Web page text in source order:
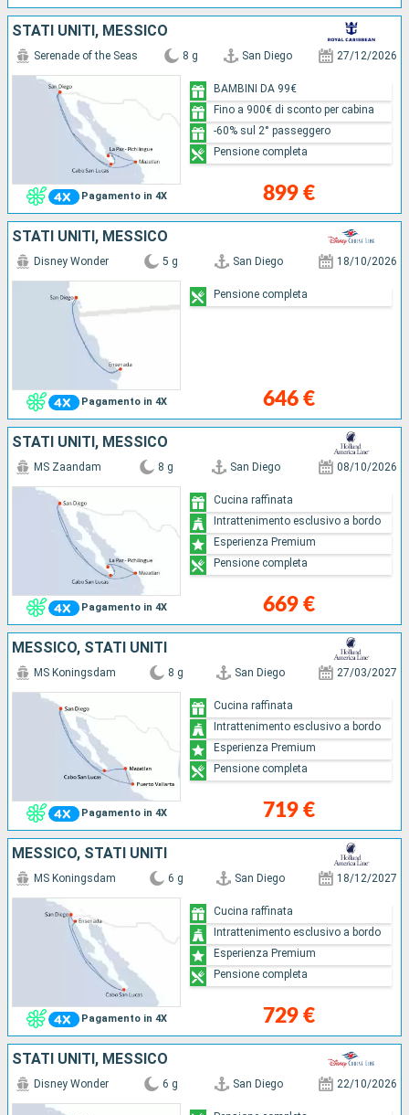
STATI UNITI, MESSICO
Pagamento in 4X
Serenade of the Seas 8 g San Diego 27/12/2026
899 €
BAMBINI DA 99€
Fino a 900€ di sconto per cabina
-60% sul 2° passeggero
Pensione completa
STATI UNITI, MESSICO
Pagamento in 4X
Disney Wonder 5 g San Diego 18/10/2026
646 €
Pensione completa
STATI UNITI, MESSICO
Pagamento in 4X
MS Zaandam 8 g San Diego 08/10/2026
669 €
Cucina raffinata
Intrattenimento esclusivo a bordo
Esperienza Premium
Pensione completa
MESSICO, STATI UNITI
Pagamento in 4X
MS Koningsdam 8 g San Diego 27/03/2027
719 €
Cucina raffinata
Intrattenimento esclusivo a bordo
Esperienza Premium
Pensione completa
MESSICO, STATI UNITI
Pagamento in 4X
MS Koningsdam 6 g San Diego 18/12/2027
729 €
Cucina raffinata
Intrattenimento esclusivo a bordo
Esperienza Premium
Pensione completa
STATI UNITI, MESSICO
Disney Wonder 6 g San Diego 22/10/2026